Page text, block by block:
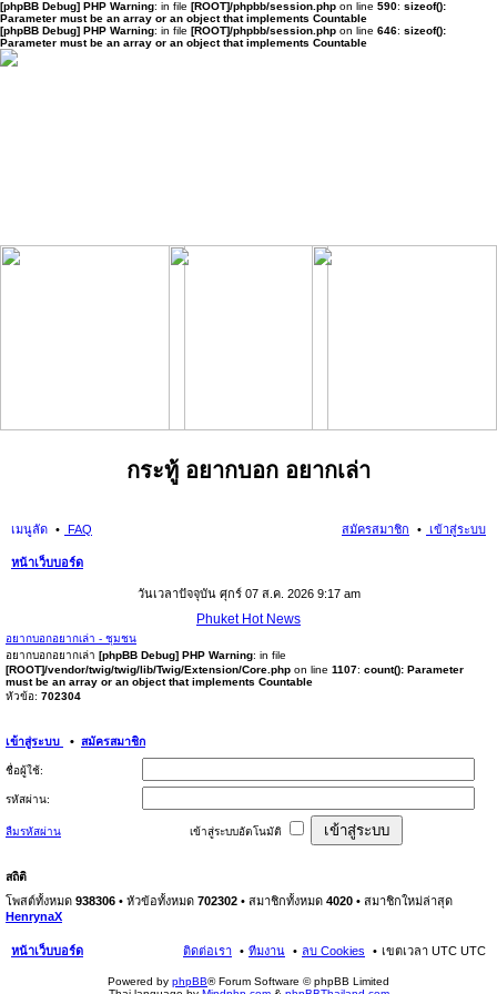
[phpBB Debug] PHP Warning: in file [ROOT]/phpbb/session.php on line 590: sizeof():
Parameter must be an array or an object that implements Countable
[phpBB Debug] PHP Warning: in file [ROOT]/phpbb/session.php on line 646: sizeof():
Parameter must be an array or an object that implements Countable
กระทู้ อยากบอก อยากเล่า
เมนูลัด FAQ เข้าสู่ระบบ
สมัครสมาชิก
หน้าเว็บบอร์ด
วันเวลาปัจจุบัน ศุกร์ 07 ส.ค. 2026 9:17 am
Phuket Hot News
อยากบอกอยากเล่า - ชุมชน
อยากบอกอยากเล่า [phpBB Debug] PHP Warning: in file
[ROOT]/vendor/twig/twig/lib/Twig/Extension/Core.php on line 1107: count(): Parameter
must be an array or an object that implements Countable
หัวข้อ: 702304
เข้าสู่ระบบ • สมัครสมาชิก
ชื่อผู้ใช้:
รหัสผ่าน:
ลืมรหัสผ่าน เข้าสู่ระบบอัตโนมัติ
สถิติ
โพสต์ทั้งหมด 938306 • หัวข้อทั้งหมด 702302 • สมาชิกทั้งหมด 4020 • สมาชิกใหม่ล่าสุด
HenrynaX
หน้าเว็บบอร์ด เขตเวลา UTC UTC
ลบ Cookies
ทีมงาน
ติดต่อเรา
Powered by phpBB® Forum Software © phpBB Limited